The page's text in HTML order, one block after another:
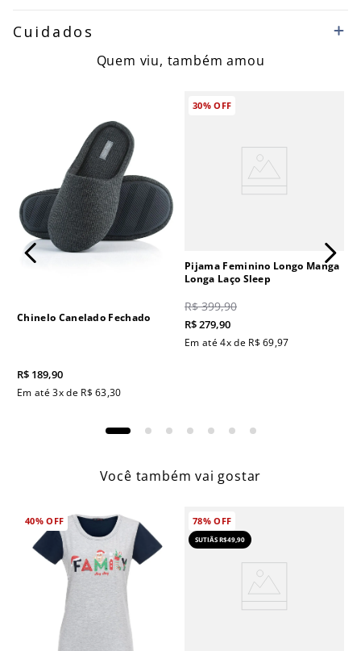
Cuidados
Quem viu, também amou
Chinelo Canelado Fechado
R$ 189,90
Em até3x de R$ 63,30
30%OFF
Pijama Feminino Longo Manga
Longa Laço Sleep
R$ 399,90
R$279,90
Em até4x de R$ 69,97
Você também vai gostar
40%OFF 78%OFF
SUTIÃS R$49,90